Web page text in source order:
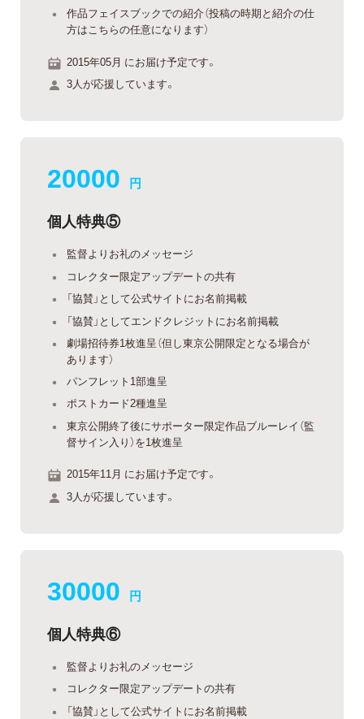
作品フェイスブックでの紹介（投稿の時期と紹介の仕
方はこちらの任意になります）
2015年05月 にお届け予定です。
3人が応援しています。
20000 円
個人特典⑤
監督よりお礼のメッセージ
コレクター限定アップデートの共有
「協賛」として公式サイトにお名前掲載
「協賛」としてエンドクレジットにお名前掲載
劇場招待券1枚進呈（但し東京公開限定となる場合が
あります）
パンフレット1部進呈
ポストカード2種進呈
東京公開終了後にサポーター限定作品ブルーレイ（監
督サイン入り）を1枚進呈
2015年11月 にお届け予定です。
3人が応援しています。
30000 円
個人特典⑥
監督よりお礼のメッセージ
コレクター限定アップデートの共有
「協賛」として公式サイトにお名前掲載